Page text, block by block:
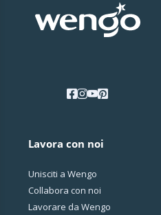
Lavora con noi
Unisciti a Wengo
Collabora con noi
Lavorare da Wengo